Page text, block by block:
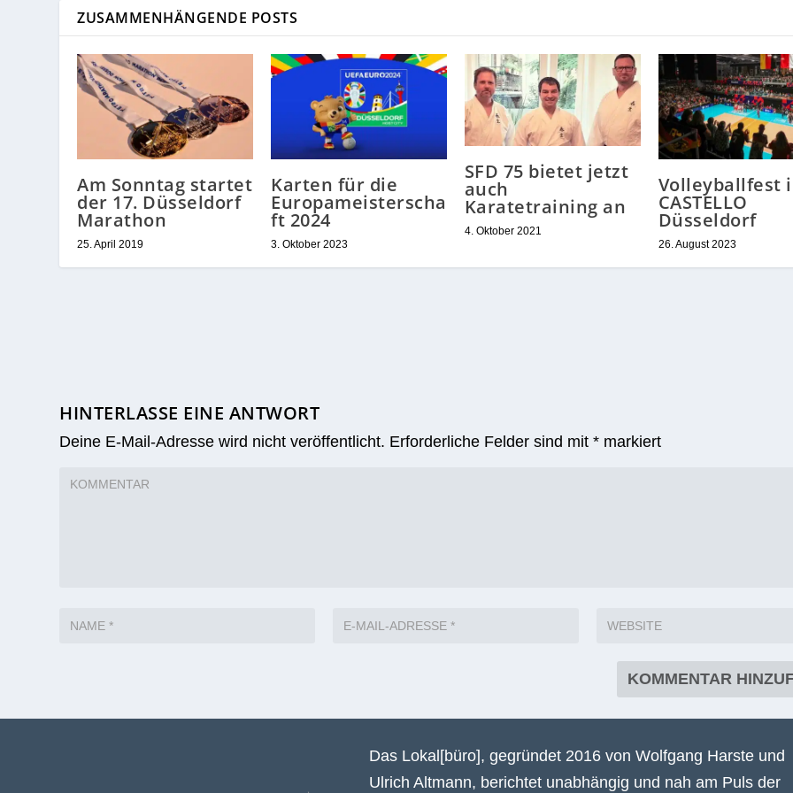
ZUSAMMENHÄNGENDE POSTS
Am Sonntag startet
der 17. Düsseldorf
Marathon
25. April 2019
Karten für die
Europameisterscha
ft 2024
3. Oktober 2023
SFD 75 bietet jetzt
auch
Karatetraining an
4. Oktober 2021
Volleyballfest
CASTELLO
Düsseldorf
26. August 2023
HINTERLASSE EINE ANTWORT
Deine E-Mail-Adresse wird nicht veröffentlicht. Erforderliche Felder sind mit* markiert
Das Lokal[büro], gegründet 2016 von Wolfgang Harste und
Ulrich Altmann, berichtet unabhängig und nah am Puls der